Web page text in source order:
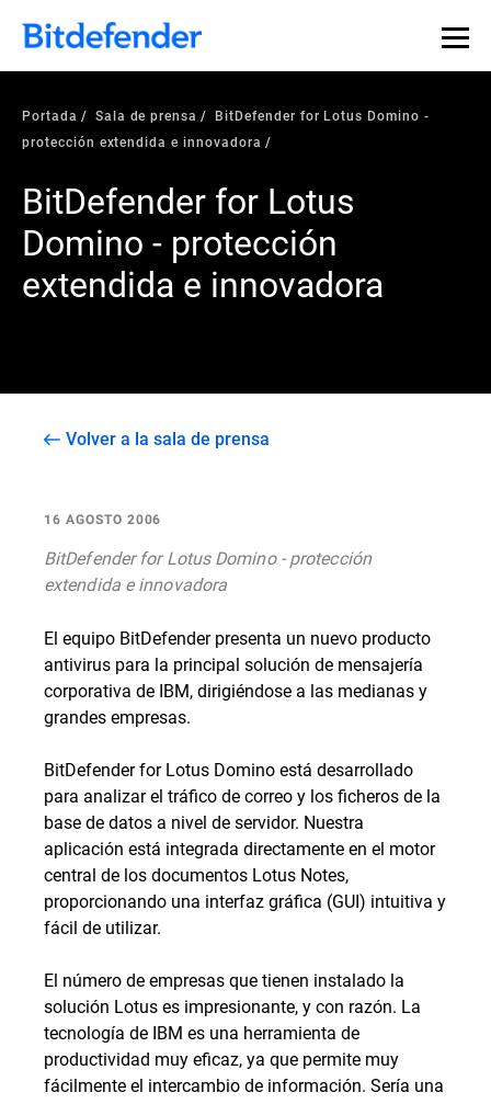
Portada Sala de prensa
BitDefender for Lotus Domino -
protección extendida e innovadora
BitDefender for Lotus
Domino - protección
extendida e innovadora
Volver a la sala de prensa
16 AGOSTO 2006
BitDefender for Lotus Domino - protección
extendida e innovadora
El equipo BitDefender presenta un nuevo producto
antivirus para la principal solución de mensajería
corporativa de IBM, dirigiéndose a las medianas y
grandes empresas.
BitDefender for Lotus Domino está desarrollado
para analizar el tráfico de correo y los ficheros de la
base de datos a nivel de servidor. Nuestra
aplicación está integrada directamente en el motor
central de los documentos Lotus Notes,
proporcionando una interfaz gráfica (GUI) intuitiva y
fácil de utilizar.
El número de empresas que tienen instalado la
solución Lotus es impresionante, y con razón. La
tecnología de IBM es una herramienta de
productividad muy eficaz, ya que permite muy
fácilmente el intercambio de información. Sería una